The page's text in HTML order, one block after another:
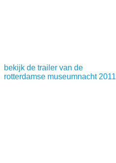
bekijk de trailer van de
rotterdamse museumnacht 2011